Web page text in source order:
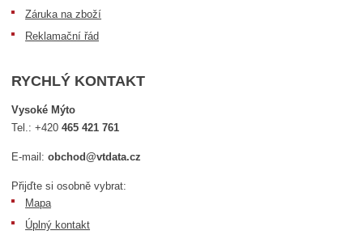
Záruka na zboží
Reklamační řád
RYCHLÝ KONTAKT
Vysoké Mýto
Tel.:+420465 421 761
E-mail:obchod@vtdata.cz
Přijďte si osobně vybrat:
Mapa
Úplný kontakt